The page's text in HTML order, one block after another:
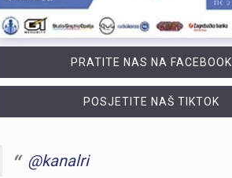
PRATITE NAS NA FACEBOOK
POSJETITE NAŠ TIKTOK
@kanalri